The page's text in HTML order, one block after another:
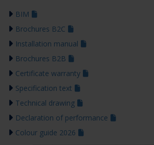
BIM
Brochures B2C
Installation manual
Brochures B2B
Certificate warranty
Specification text
Technical drawing
Declaration of performance
Colour guide 2026